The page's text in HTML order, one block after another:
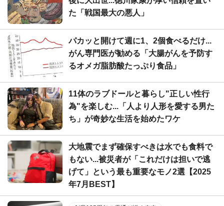
た「戦国最大の悪人」
パカッと開けて週に1、2個食べるだけ...
がん専門医が勧める「大腸がんを予防す
るオメガ脂肪酸たっぷり食品」
11体のラブドールと暮らし"正しい性行
為"を楽しむ...「人より人形を愛する男た
ち」が奇妙な生活を始めたワケ
大地震でまず確保すべきは水でも食料で
もない...被災者が「これだけは担いで逃
げて」という最も重要なモノ2選【2025
年7月BEST】